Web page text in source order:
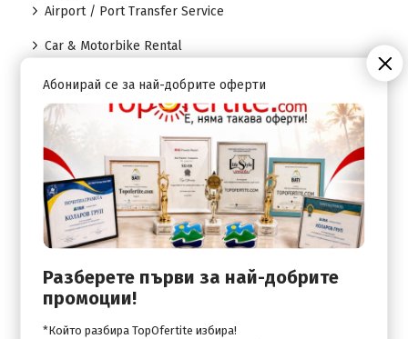
Airport / Port Transfer Service
Car & Motorbike Rental
Car & Motorbike Rental
Parking Area
Плаж:
Beach Sunbeds & Umbrellas
Стаи:
Satelite TV
Абонирай се за най-добрите оферти
Разберете първи за най-добрите
промоции!
*Който разбира TopOfertite избира!